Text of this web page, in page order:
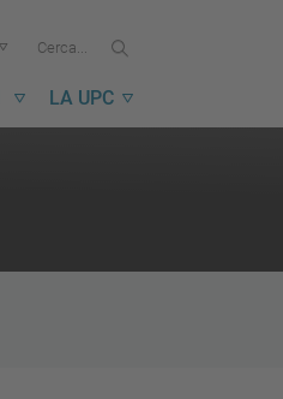
Cercar...
UPCLA UPC